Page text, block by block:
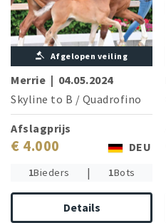
Afgelopen veiling
Merrie | 04.05.2024
Skyline to B / Quadrofino
Afslagprijs
€ 4.000 DEU
1Bieders | 1Bots
Details